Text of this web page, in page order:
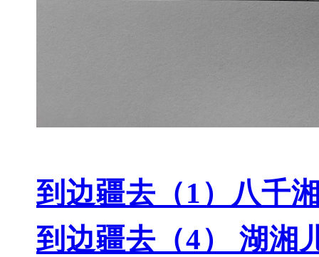
到边疆去（1）八千
到边疆去（4） 湖湘